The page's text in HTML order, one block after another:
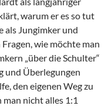
warum er es so tut
als Jungimker und
wie möchte man
„über die Schulter“
und Überlegungen
den eigenen Weg zu
nicht alles 1:1